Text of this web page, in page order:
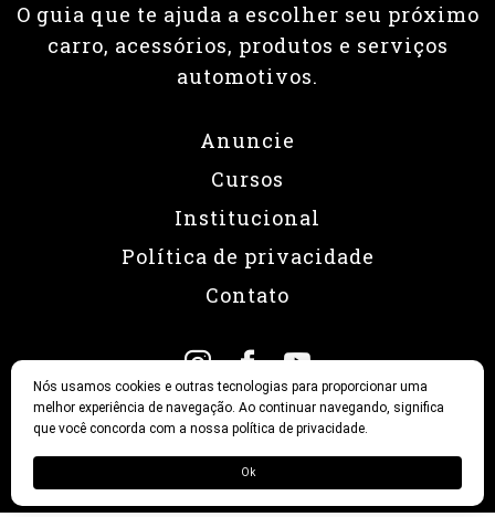
O guia que te ajuda a escolher seu próximo
carro, acessórios, produtos e serviços
automotivos.
Anuncie
Cursos
Institucional
Política de privacidade
Contato
© 2026 Revista Fullpower
Nós usamos cookies e outras tecnologias para proporcionar uma
melhor experiência de navegação. Ao continuar navegando, significa
que você concorda com a nossa política de privacidade.
Ok